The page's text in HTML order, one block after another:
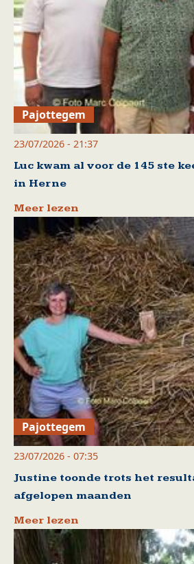
Pajottegem
23/07/2026 - 21:37
Luc kwam al voor de 145 ste
in Herne
Meer lezen
Pajottegem
23/07/2026 - 07:35
Justine toonde trots het
afgelopen maanden
Meer lezen